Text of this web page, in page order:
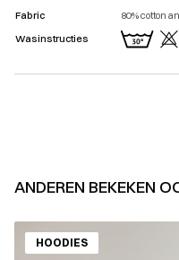
Fabric
80% cotton
Wasinstructies
ANDEREN BEKEKEN
HOODIES